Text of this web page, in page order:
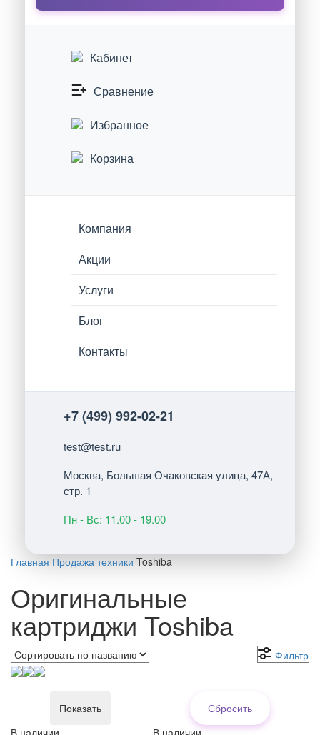
Кабинет
Сравнение
Избранное
Корзина
Компания
Акции
Услуги
Блог
Контакты
+7 (499) 992-02-21
test@test.ru
Москва, Большая Очаковская улица, 47А,
стр. 1
Пн - Вс: 11.00 - 19.00
Главная Продажа техники Toshiba
Оригинальные
картриджи Toshiba
Фильтр
В наличии В наличии